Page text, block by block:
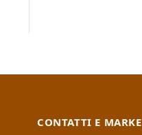
CONTATTI E